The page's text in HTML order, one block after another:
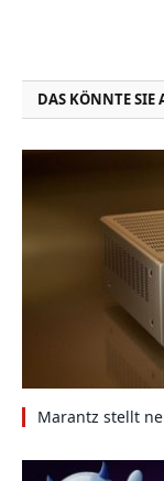
DAS KÖNNTE SIE
Marantz stellt